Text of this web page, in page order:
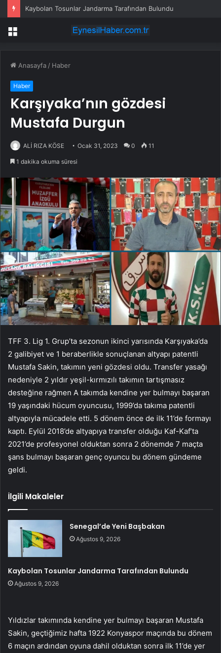
Kaybolan Tosunlar Jandarma Tarafından Bulundu
Menü
Anasayfa / Haber
Haber
Karşıyaka’nın gözdesi
Mustafa Durgun
ALİ RIZA KÖSE Ocak 31, 2023 0 11
1 dakika okuma süresi
TFF 3. Lig 1. Grup’ta sezonun ikinci yarısında Karşıyaka’da
2 galibiyet ve 1 beraberlikle sonuçlanan altyapı patentli
Mustafa Sakin, takımın yeni gözdesi oldu. Transfer yasağı
nedeniyle 2 yıldır yeşil-kırmızılı takımın tartışmasız
desteğine rağmen A takımda kendine yer bulmayı başaran
19 yaşındaki hücum oyuncusu, 1999’da takıma patentli
altyapıyla mücadele etti. 5 dönem önce de ilk 11’de formayı
kaptı. Eylül 2018’de altyapıya transfer olduğu Kaf-Kaf’ta
2021’de profesyonel olduktan sonra 2 dönemde 7 maçta
şans bulmayı başaran genç oyuncu bu dönem gündeme
geldi.
İlgili Makaleler
Senegal’de Yeni Başbakan
Ağustos 9, 2026
Kaybolan Tosunlar Jandarma Tarafından Bulundu
Ağustos 9, 2026
Yıldızlar takımında kendine yer bulmayı başaran Mustafa
Sakin, geçtiğimiz hafta 1922 Konyaspor maçında bu dönem
6 maçın ardından oyuna dahil olduktan sonra ilk 11’de yer